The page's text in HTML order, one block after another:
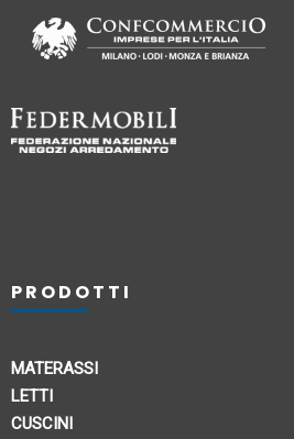
PRODOTTI
MATERASSI
LETTI
CUSCINI